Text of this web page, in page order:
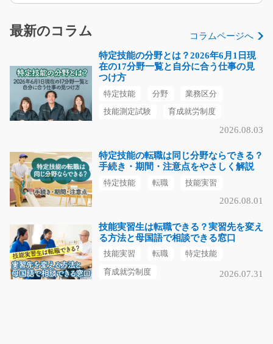
最新のコラム コラムページへ
特定技能の分野とは？2026年6月1日現
在の17分野一覧と自分に合う仕事の見
つけ方
特定技能 分野 業務区分
技能測定試験 育成就労制度
2026.08.03
特定技能の転職は同じ分野ならできる？
手続き・期間・注意点をやさしく解説
特定技能 転職 技能実習
2026.08.01
技能実習生は転職できる？実習先を変え
る方法と母国語で相談できる窓口
技能実習 転職 特定技能
育成就労制度 2026.07.31